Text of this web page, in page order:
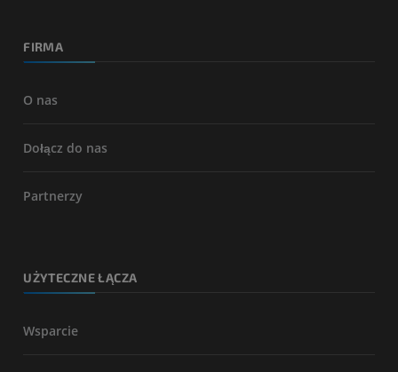
FIRMA
O nas
Dołącz do nas
Partnerzy
UŻYTECZNE ŁĄCZA
Wsparcie